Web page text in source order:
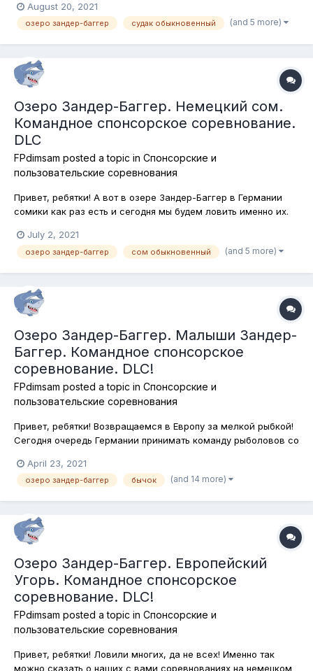
называется Зандер-Баггер, где в ночных условиях, на
спиннинговые и кастинговые стнасти буде мловить эту
August 20, 2021
озеро зандер-баггер судак обыкновенный (and 5 more)
Озеро Зандер-Баггер. Немецкий сом.
Командное спонсорское соревнование.
DLC
FPdimsam posted a topic in Спонсорские и
пользовательские соревнования
Привет, ребятки! А вот в озере Зандер-Баггер в Германии
сомики как раз есть и сегодня мы будем ловить именно их.
известный также, как "сом обыкновенный" и поймать его
здесь будет не так просто, потому как он сидит в основном в
July 2, 2021
озеро зандер-баггер сом обыкновенный (and 5 more)
Озеро Зандер-Баггер. Малыши Зандер-
Баггер. Командное спонсорское
соревнование. DLC!
FPdimsam posted a topic in Спонсорские и
пользовательские соревнования
Привет, ребятки! Возвращаемся в Европу за мелкой рыбкой!
Сегодня очередь Германии принимать команду рыболовов со
ерша, бычка, окуня, подлещика и карася! Собирайте снасти,
разведывайте места и вперёд, за славой и призами!
April 23, 2021
озеро зандер-баггер бычок (and 14 more)
Озеро Зандер-Баггер. Европейский
Угорь. Командное спонсорское
соревнование. DLC!
FPdimsam posted a topic in Спонсорские и
пользовательские соревнования
Привет, ребятки! Ловили многих, да не всех! Именно так
можно сказать о наших с вами соревнованиях на немецком